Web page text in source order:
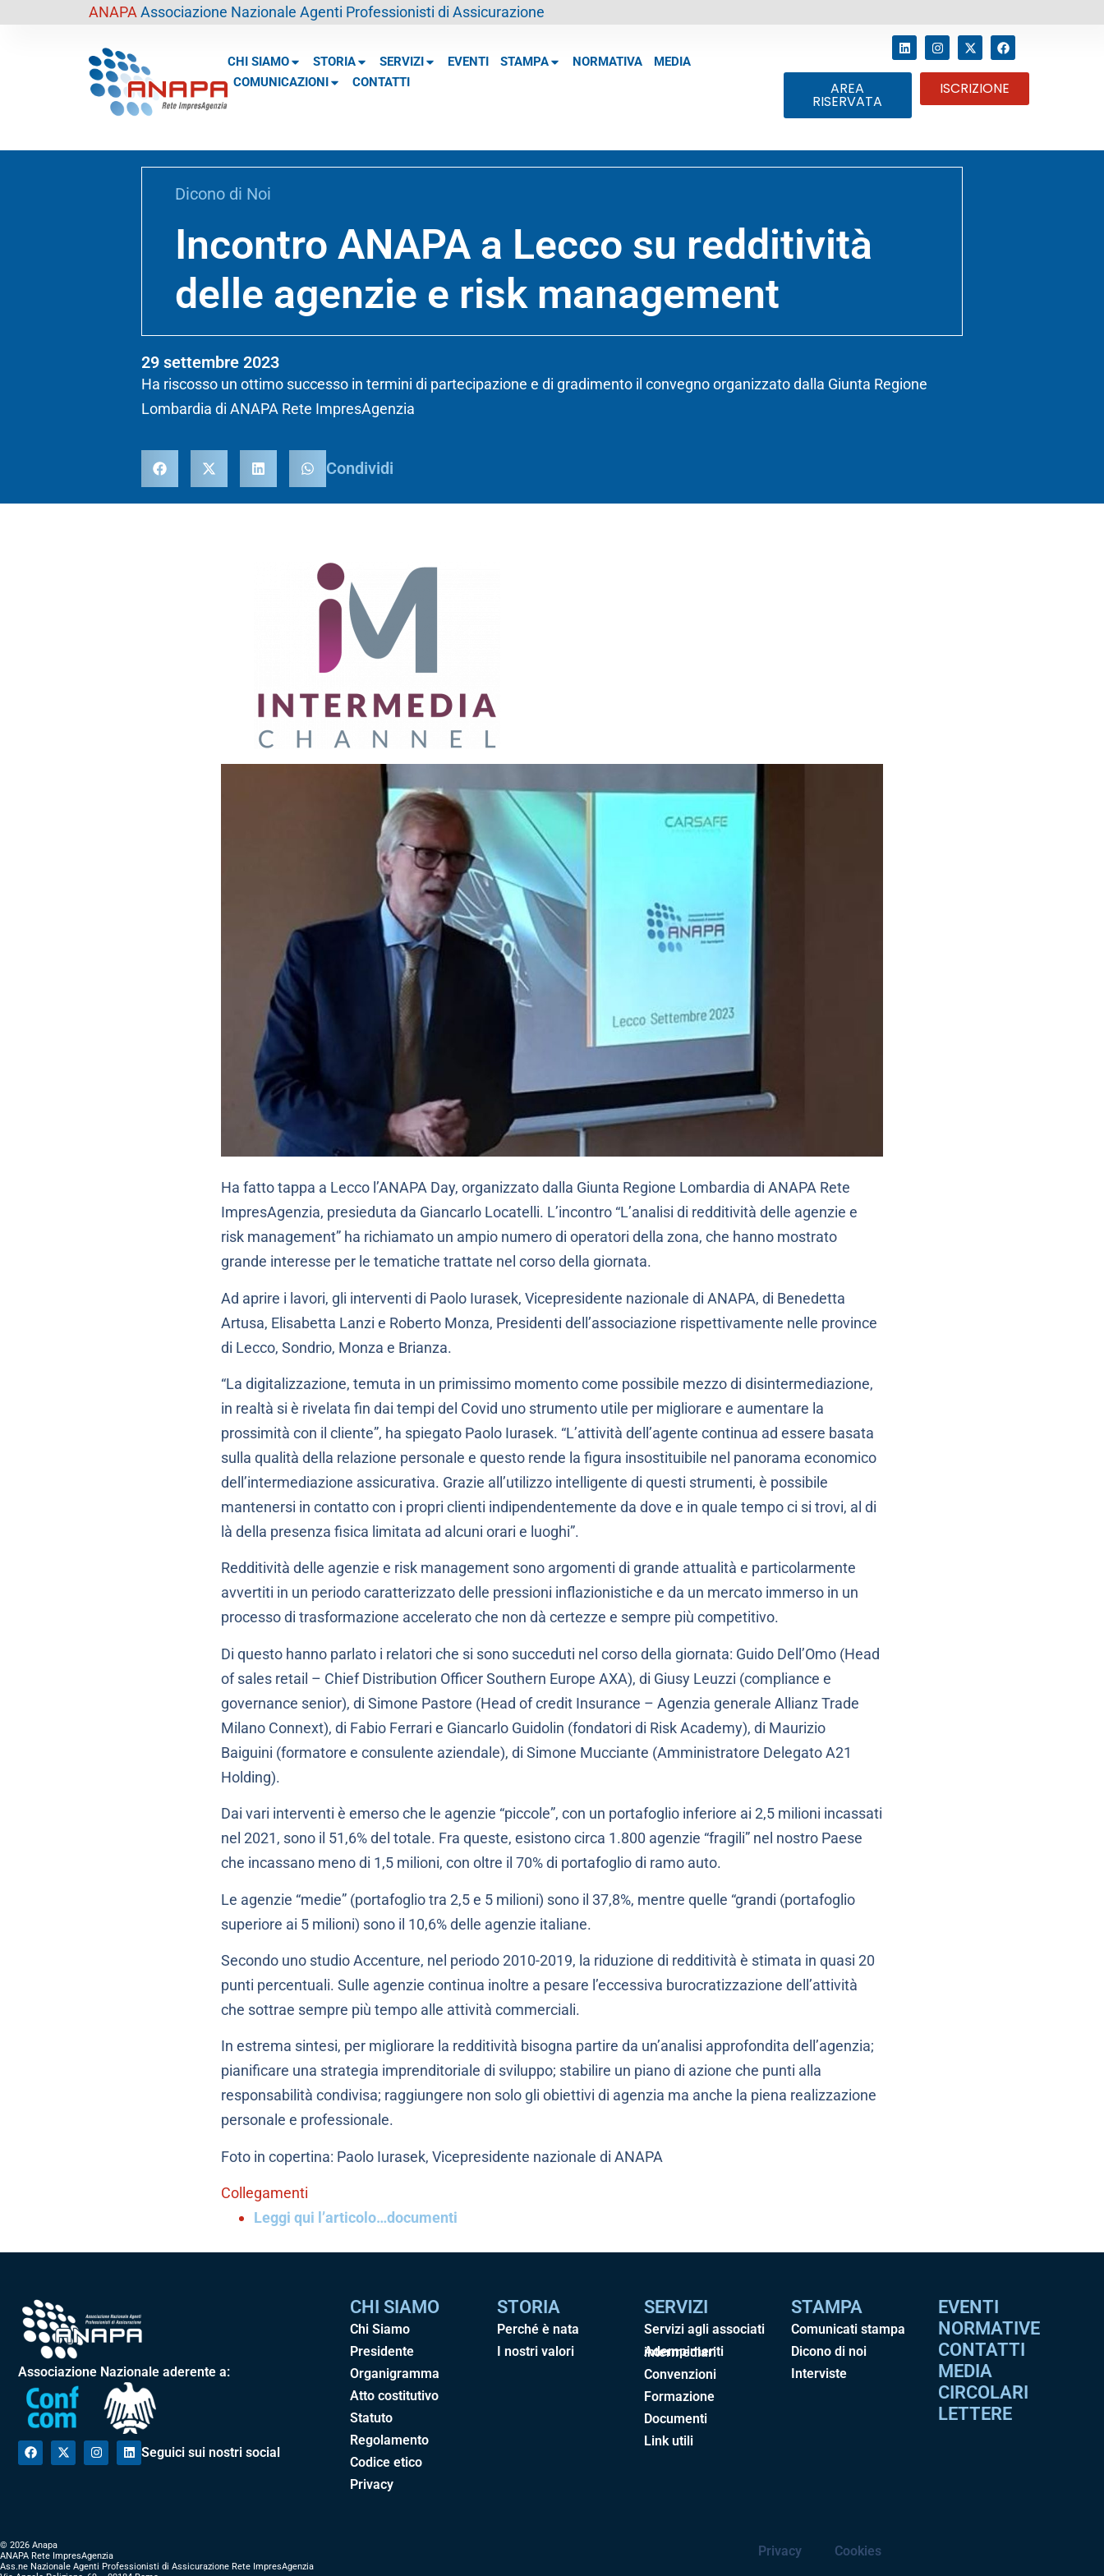
ANAPA Associazione Nazionale Agenti Professionisti di Assicurazione
CHI SIAMO STORIA SERVIZI EVENTI STAMPA NORMATIVA
MEDIA
COMUNICAZIONI
CONTATTI AREA
RISERVATA
ISCRIZIONE
Dicono di Noi
Incontro ANAPA a Lecco su redditività
delle agenzie e risk management
29 settembre 2023
Ha riscosso un ottimo successo in termini di partecipazione e di gradimento il convegno organizzato dalla Giunta Regione
Lombardia di ANAPA Rete ImpresAgenzia
Condividi
Ha fatto tappa a Lecco l’ANAPA Day, organizzato dalla Giunta Regione Lombardia di ANAPA Rete
ImpresAgenzia, presieduta da Giancarlo Locatelli. L’incontro “L’analisi di redditività delle agenzie e
risk management” ha richiamato un ampio numero di operatori della zona, che hanno mostrato
grande interesse per le tematiche trattate nel corso della giornata.
Ad aprire i lavori, gli interventi di Paolo Iurasek, Vicepresidente nazionale di ANAPA, di Benedetta
Artusa, Elisabetta Lanzi e Roberto Monza, Presidenti dell’associazione rispettivamente nelle province
di Lecco, Sondrio, Monza e Brianza.
“La digitalizzazione, temuta in un primissimo momento come possibile mezzo di disintermediazione,
in realtà si è rivelata fin dai tempi del Covid uno strumento utile per migliorare e aumentare la
prossimità con il cliente”, ha spiegato Paolo Iurasek. “L’attività dell’agente continua ad essere basata
sulla qualità della relazione personale e questo rende la figura insostituibile nel panorama economico
dell’intermediazione assicurativa. Grazie all’utilizzo intelligente di questi strumenti, è possibile
mantenersi in contatto con i propri clienti indipendentemente da dove e in quale tempo ci si trovi, al di
là della presenza fisica limitata ad alcuni orari e luoghi”.
Redditività delle agenzie e risk management sono argomenti di grande attualità e particolarmente
avvertiti in un periodo caratterizzato delle pressioni inflazionistiche e da un mercato immerso in un
processo di trasformazione accelerato che non dà certezze e sempre più competitivo.
Di questo hanno parlato i relatori che si sono succeduti nel corso della giornata: Guido Dell’Omo (Head
of sales retail – Chief Distribution Officer Southern Europe AXA), di Giusy Leuzzi (compliance e
governance senior), di Simone Pastore (Head of credit Insurance – Agenzia generale Allianz Trade
Milano Connext), di Fabio Ferrari e Giancarlo Guidolin (fondatori di Risk Academy), di Maurizio
Baiguini (formatore e consulente aziendale), di Simone Mucciante (Amministratore Delegato A21
Holding).
Dai vari interventi è emerso che le agenzie “piccole”, con un portafoglio inferiore ai 2,5 milioni incassati
nel 2021, sono il 51,6% del totale. Fra queste, esistono circa 1.800 agenzie “fragili” nel nostro Paese
che incassano meno di 1,5 milioni, con oltre il 70% di portafoglio di ramo auto.
Le agenzie “medie” (portafoglio tra 2,5 e 5 milioni) sono il 37,8%, mentre quelle “grandi (portafoglio
superiore ai 5 milioni) sono il 10,6% delle agenzie italiane.
Secondo uno studio Accenture, nel periodo 2010-2019, la riduzione di redditività è stimata in quasi 20
punti percentuali. Sulle agenzie continua inoltre a pesare l’eccessiva burocratizzazione dell’attività
che sottrae sempre più tempo alle attività commerciali.
In estrema sintesi, per migliorare la redditività bisogna partire da un’analisi approfondita dell’agenzia;
pianificare una strategia imprenditoriale di sviluppo; stabilire un piano di azione che punti alla
responsabilità condivisa; raggiungere non solo gli obiettivi di agenzia ma anche la piena realizzazione
personale e professionale.
Foto in copertina: Paolo Iurasek, Vicepresidente nazionale di ANAPA
Collegamenti
Leggi qui l’articolo…documenti
Associazione Nazionale aderente a:
Seguici sui nostri social
CHI SIAMO
Chi Siamo
Presidente
Organigramma
Atto costitutivo
Statuto
Regolamento
Codice etico
Privacy
STORIA
Perché è nata
I nostri valori
SERVIZI
Servizi agli associati
Adempimenti intermediari
Convenzioni
Formazione
Documenti
Link utili
STAMPA
Comunicati stampa
Dicono di noi
Interviste
EVENTI
NORMATIVE
CONTATTI
MEDIA
CIRCOLARI
LETTERE
© 2026 Anapa
ANAPA Rete ImpresAgenzia
Ass.ne Nazionale Agenti Professionisti di Assicurazione Rete ImpresAgenzia
Privacy Cookies